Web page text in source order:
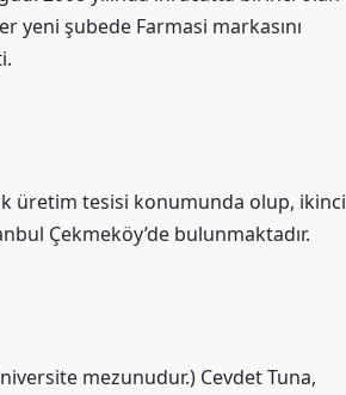
yeni şubede Farmasi markasını
üretim tesisi konumunda olup, ikinci
Çekmeköy’de bulunmaktadır.
mezunudur.) Cevdet Tuna,